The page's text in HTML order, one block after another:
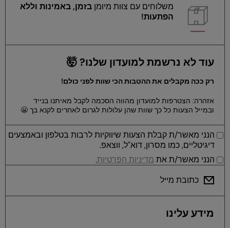
משלוחים עם צוות מיומן בזמן, באמינות וללא
הפתעות!
עוד לא נרשמת למועדון שלנו? 🤯
רק ככה מקבלים את ההטבות הכי שוות לפני כולם!
אזהרה: הצטרפות למועדון מהווה הסכמה לקבל מאיתנו בנייד
ובמייל הצעות כל כך שוות שהן עלולות לגרום לאחרים לקנא בך 😬
הנני מאשר/ת קבלת הצעות שיווקיות לרבות בטלפון ובאמצעים
דיגיטליים, כמו מסרון, דוא"ל, ווצאפ.
הנני מאשר/ת את מדיניות הפרטיות.
כתובת מייל
מידע עלינו